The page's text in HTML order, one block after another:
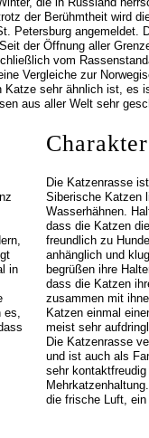
der Berühmtheit wird
Petersburg angemeldet.
der Öffnung aller
vom
Vergleiche zur
sehr ähnlich ist, es
aus aller Welt sehr
in
Charakter
Die Katzenrasse
Siberische Katzen
Wasserhähnen.
dass die Katzen
freundlich zu
anhänglich und
begrüßen ihre
dass die Katzen
zusammen mit
Katzen einmal
meist sehr
Die Katzenrasse
und ist auch als
sehr
die frische Luft,